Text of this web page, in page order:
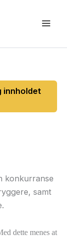
konkurranse
samt
dette menes at